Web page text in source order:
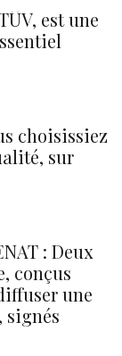
est une
choisissiez
sur
: Deux
conçus
une
signés